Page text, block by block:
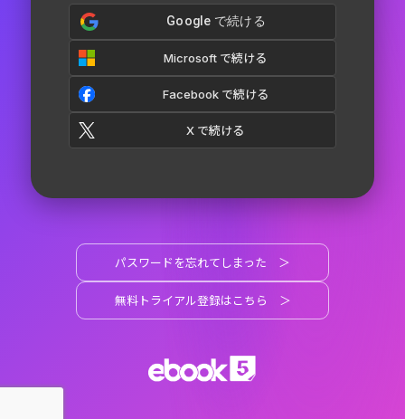
Google で続ける
Microsoft で続ける
Facebook で続ける
X で続ける
パスワードを忘れてしまった ＞
無料トライアル登録はこちら ＞